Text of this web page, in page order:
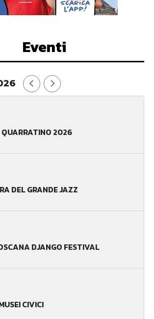
Eventi
QUARRATINO 2026
DEL GRANDE JAZZ
DJANGO FESTIVAL
CIVICI